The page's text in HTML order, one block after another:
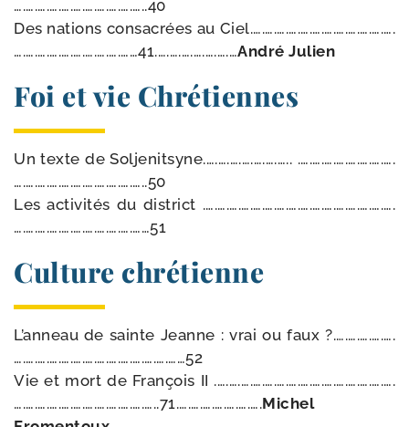
….….….….….….….….….….…..40
Des nations consa­crées au Ciel.….….….….….….….….….….….….
….….….….….….….….….……41.….….….….….….…André Julien
Foi et vie Chrétiennes
Un texte de Soljenitsyne.….….….….….….….. .….….….….….….….….
….….….….….….….….….….…..50
Les acti­vi­tés du dis­trict .….….….….….….….….….….….….….….….….
….….….….….….….….….….……51
Culture chrétienne
L’anneau de sainte Jeanne : vrai ou faux ?.….….….….….
….….….….….….….….….….….….….……52
Vie et mort de François II .….….….….….….….….….….….….….….….
….….….….….….….….….….….…..71.….….….….….….….Michel